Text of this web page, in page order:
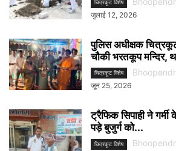
चित्रकूट विशेष
जुलाई 12, 2026
पुलिस अधीक्षक
चौकी भरतकूप मन्दिर,
चित्रकूट विशेष
जून 25, 2026
ट्रैफिक सिपाही ने
पड़े बुजुर्ग को...
चित्रकूट विशेष